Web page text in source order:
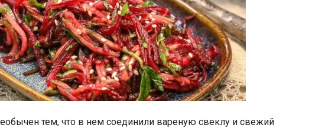
тем, что в нем соединили вареную свеклу и свежий